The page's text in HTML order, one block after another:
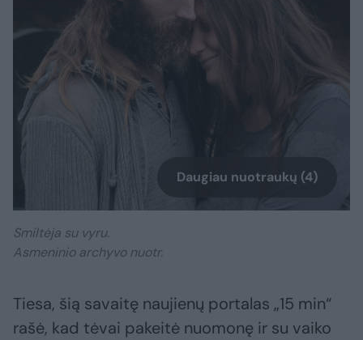
Daugiau nuotraukų (4)
Smiltėja su vyru.
Asmeninio archyvo nuotr.
Tiesa, šią savaitę naujienų portalas „15 min“
rašė, kad tėvai pakeitė nuomonę ir su vaiko